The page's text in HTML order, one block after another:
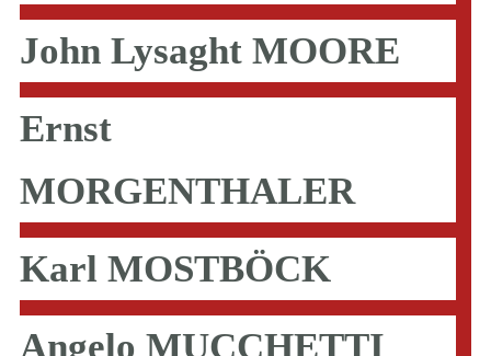
John Lysaght MOORE
Ernst
MORGENTHALER
Karl MOSTBÖCK
Angelo MUCCHETTI